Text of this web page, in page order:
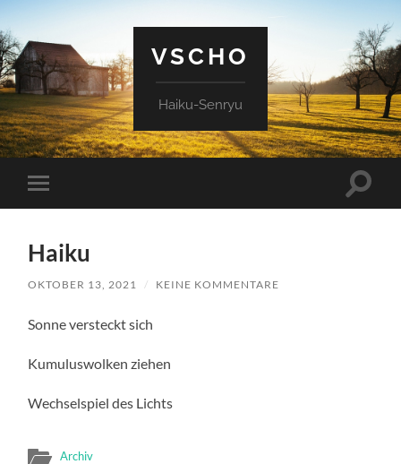
VSCHO
Haiku-Senryu
Mobile-
Menü
Haiku
OKTOBER 13, 2021 / KEINE KOMMENTARE
Sonne versteckt sich
Kumuluswolken ziehen
Wechselspiel des Lichts
Archiv